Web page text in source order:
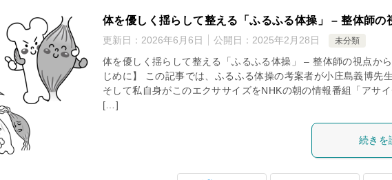
体を優しく揺らして整える「ふるふる体操」 – 整体師の
更新日： 2026年6月6日 公開日： 2025年2月28日 未分類
体を優しく揺らして整える「ふるふる体操」 – 整体師の視点か
じめに】 この記事では、ふるふる体操の考案者が小庄島義博先
そして私自身がこのエクササイズをNHKの朝の情報番組「アサ
[…]
続きを